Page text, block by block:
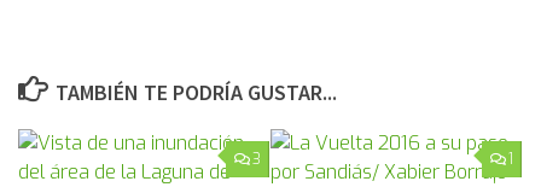
TAMBIÉN TE PODRÍA GUSTAR...
3 1